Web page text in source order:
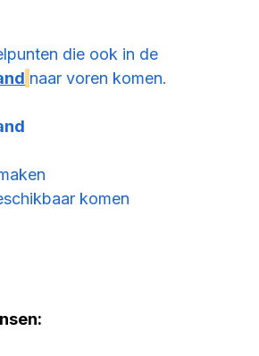
die ook in de
naar voren komen.
komen